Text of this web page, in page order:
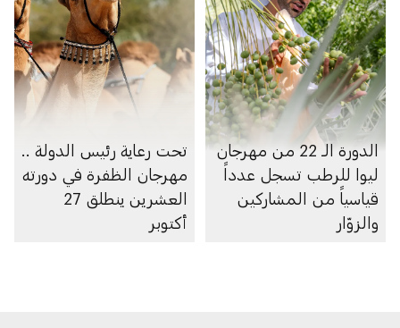
الدورة الـ 22 من مهرجان
ليوا للرطب تسجل عدداً
قياسياً من المشاركين
والزوّار
تحت رعاية رئيس الدولة ..
مهرجان الظفرة في دورته
العشرين ينطلق 27
أكتوبر